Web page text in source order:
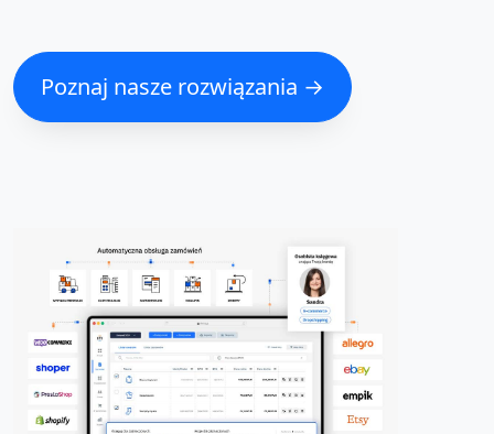
Poznaj nasze rozwiązania →